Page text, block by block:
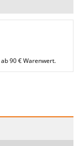
90 € Warenwert.